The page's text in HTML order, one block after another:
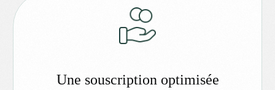
Une souscription optimisée